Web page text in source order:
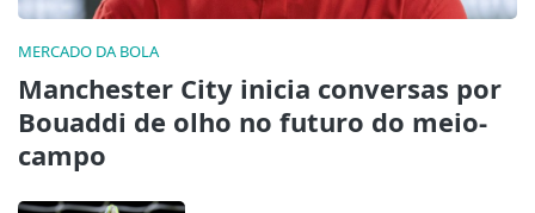
MERCADO DA BOLA
Manchester City inicia conversas por
Bouaddi de olho no futuro do meio-
campo